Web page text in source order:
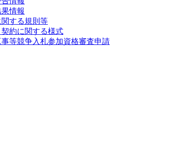
情報
関する規則等
契約に関する様式
等競争入札参加資格審査申請